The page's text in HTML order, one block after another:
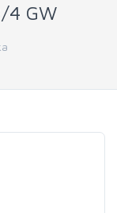
4 GW